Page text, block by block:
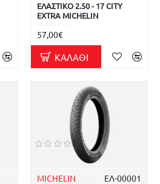
ΕΛΑΣΤΙΚΟ 2.50 - 17 CITY
EXTRA MICHELIN
57,00€
ΚΑΛΆΘΙ
MICHELIN ΕΛ-00001